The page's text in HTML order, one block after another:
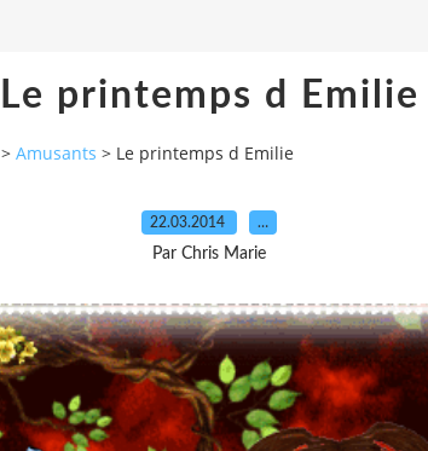
Le printemps d Emilie
> Amusants > Le printemps d Emilie
22.03.2014 …
Par Chris Marie